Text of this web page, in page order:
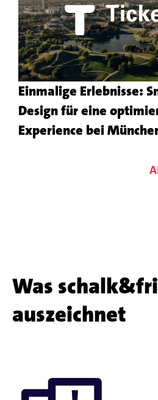
Einmalige Erlebnisse:
Design für eine
Experience bei
Was
auszeichnet